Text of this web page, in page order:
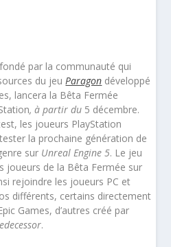
par la communauté qui
du jeuParagon développé
lancera la Bêta Fermée
, à partir du 5 décembre.
les joueurs PlayStation
la prochaine génération de
sur Unreal Engine 5. Le jeu
joueurs de la Bêta Fermée sur
rejoindre les joueurs PC et
différents, certains directement
Games, d’autres créé par
.